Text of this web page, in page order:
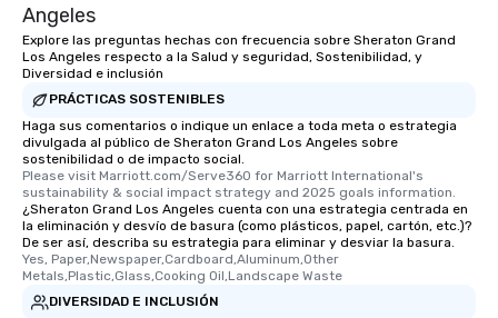
Angeles
Explore las preguntas hechas con frecuencia sobre Sheraton Grand
Los Angeles respecto a la Salud y seguridad, Sostenibilidad, y
Diversidad e inclusión
PRÁCTICAS SOSTENIBLES
Haga sus comentarios o indique un enlace a toda meta o estrategia
divulgada al público de Sheraton Grand Los Angeles sobre
sostenibilidad o de impacto social.
Please visit Marriott.com/Serve360 for Marriott International's
sustainability & social impact strategy and 2025 goals information.
¿Sheraton Grand Los Angeles cuenta con una estrategia centrada en
la eliminación y desvío de basura (como plásticos, papel, cartón, etc.)?
De ser así, describa su estrategia para eliminar y desviar la basura.
Yes, Paper,Newspaper,Cardboard,Aluminum,Other
Metals,Plastic,Glass,Cooking Oil,Landscape Waste
DIVERSIDAD E INCLUSIÓN